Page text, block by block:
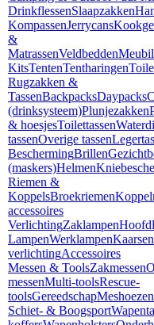
DrinkflessenSlaapzakken
KompassenJerrycans
&
MatrassenVeldbedden
KitsTentenTentharingen
Rugzakken &
TassenBackpacksDaypacks
(drinksysteem)Plunjezakken
& hoesjesToilettassen
tassenOverige tassen
BeschermingBrillen
(maskers)Helmen
Riemen &
KoppelsBroekriemen
accessoires
VerlichtingZaklampen
LampenWerklampenKaarsen
verlichtingAccessoires
Messen & ToolsZakmessen
messenMulti-toolsRescue-
toolsGereedschapMeshoezen
Schiet- & Boogsport